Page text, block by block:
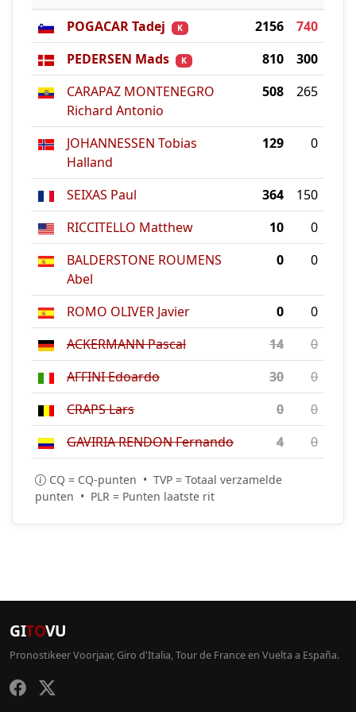
POGACAR Tadej K 2156
740
PEDERSEN Mads
K 810
300
CARAPAZ MONTENEGRO
Richard Antonio
508 265
JOHANNESSEN Tobias
Halland
129 0
SEIXAS Paul 364
150
RICCITELLO Matthew
10
0
BALDERSTONE ROUMENS
Abel
0 0
ROMO OLIVER Javier 0
0
ACKERMANN Pascal
14
0
AFFINI Edoardo
30
0
CRAPS Lars
0
0
GAVIRIA RENDON Fernando
4 0
CQ = CQ-punten • TVP = Totaal verzamelde
punten • PLR = Punten laatste rit
GITOVU
Pronostikeer Voorjaar, Giro d'Italia, Tour de France en Vuelta a España.